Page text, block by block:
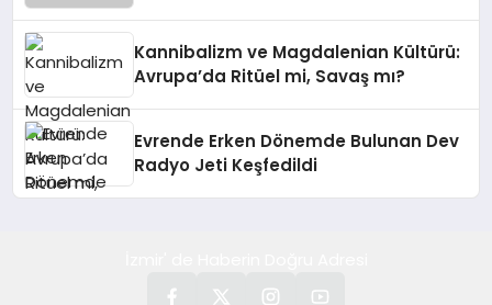
Kannibalizm ve Magdalenian Kültürü:
Avrupa’da Ritüel mi, Savaş mı?
Evrende Erken Dönemde Bulunan Dev
Radyo Jeti Keşfedildi